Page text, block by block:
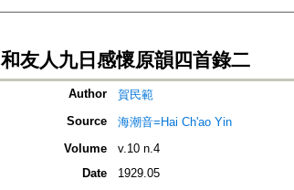
和友人九日感懷原韻四首錄二
Author
賀民範
Source
海潮音=Hai Ch'ao Yin
Volume
v.10 n.4
Date
1929.05